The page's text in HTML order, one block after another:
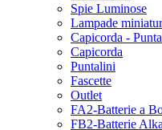
Spie Luminose
Lampade
Capicorda -
Capicorda
Puntalini
Fascette
Outlet
FA2-Batterie a
FB2-Batterie